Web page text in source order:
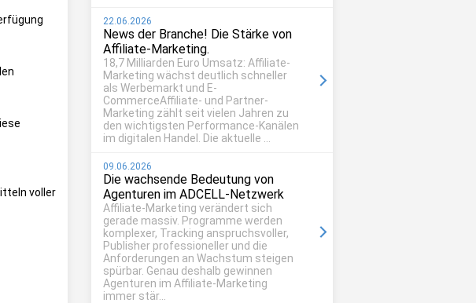
voller
22.06.2026
News der Branche! Die Stärke von
Affiliate-Marketing.
18,7 Milliarden Euro Umsatz: Affiliate-
Marketing wächst deutlich schneller
als Werbemarkt und E-
CommerceAffiliate- und Partner-
Marketing zählt seit vielen Jahren zu
den wichtigsten Performance-Kanälen
im digitalen Handel. Die aktuelle ...
09.06.2026
Die wachsende Bedeutung von
Agenturen im ADCELL-Netzwerk
Affiliate-Marketing verändert sich
gerade massiv. Programme werden
komplexer, Tracking anspruchsvoller,
Publisher professioneller und die
Anforderungen an Wachstum steigen
spürbar. Genau deshalb gewinnen
Agenturen im Affiliate-Marketing
immer stär...